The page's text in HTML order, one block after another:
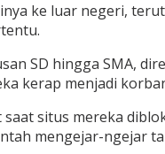
ke luar negeri,
SD hingga SMA,
kerap menjadi
situs mereka
mengejar-ngejar